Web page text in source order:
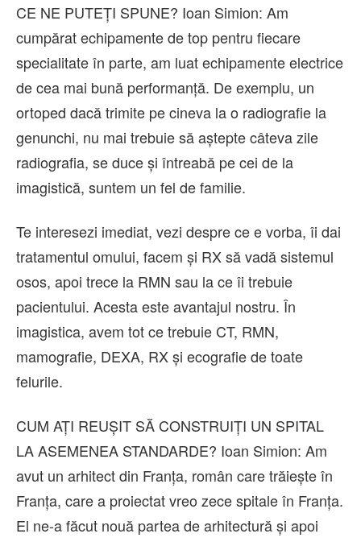
CE NE PUTEȚI SPUNE? Ioan Simion: Am
cumpărat echipamente de top pentru fiecare
specialitate în parte, am luat echipamente electrice
de cea mai bună performanță. De exemplu, un
ortoped dacă trimite pe cineva la o radiografie la
genunchi, nu mai trebuie să aștepte câteva zile
radiografia, se duce și întreabă pe cei de la
imagistică, suntem un fel de familie.
Te interesezi imediat, vezi despre ce e vorba, îi dai
tratamentul omului, facem și RX să vadă sistemul
osos, apoi trece la RMN sau la ce îi trebuie
pacientului. Acesta este avantajul nostru. În
imagistica, avem tot ce trebuie CT, RMN,
mamografie, DEXA, RX și ecografie de toate
felurile.
CUM AȚI REUȘIT SĂ CONSTRUIȚI UN SPITAL
LA ASEMENEA STANDARDE? Ioan Simion: Am
avut un arhitect din Franța, român care trăiește în
Franța, care a proiectat vreo zece spitale în Franța.
El ne-a făcut nouă partea de arhitectură și apoi